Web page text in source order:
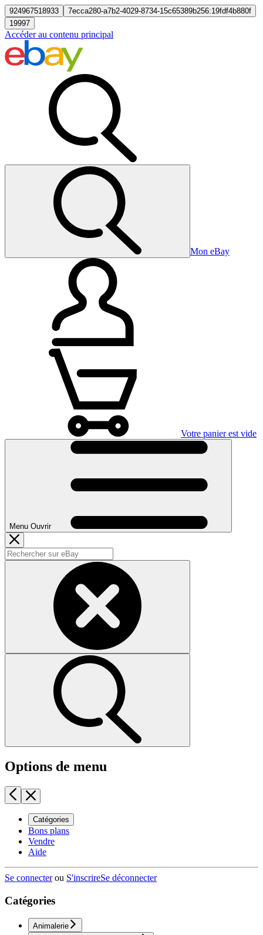
924967518933
7ecca280-a7b2-4029-8734-15c65389b256:19fdf4b880f
19997
Accéder au contenu principal
Mon eBay
Votre panier est vide
Menu Ouvrir
Options de menu
Catégories
Bons plans
Vendre
Aide
Se connecterou S'inscrireSe déconnecter
Catégories
Animalerie